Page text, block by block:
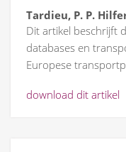
Tardieu, P. P.
Dit artikel beschrijft
databases en
Europese
download dit artikel